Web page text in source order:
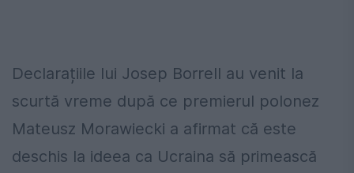
Declarațiile lui Josep Borrell au venit la
scurtă vreme după ce premierul polonez
Mateusz Morawiecki a afirmat că este
deschis la ideea ca Ucraina să primească